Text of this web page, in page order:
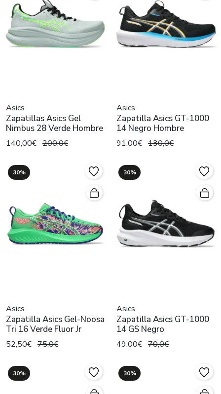
Asics
Zapatillas Asics Gel
Nimbus 28 Verde Hombre
140,00€ 200,0€
Asics
Zapatilla Asics GT-1000
14 Negro Hombre
91,00€ 130,0€
30%
Asics
Zapatilla Asics Gel-Noosa
Tri 16 Verde Fluor Jr
52,50€ 75,0€
30%
Asics
Zapatilla Asics GT-1000
14 GS Negro
49,00€ 70,0€
30% 30%